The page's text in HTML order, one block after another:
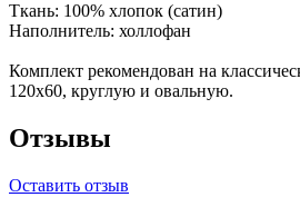
Ткань: 100% хлопок (сатин)
Наполнитель: холлофан
Комплект рекомендован на
120х60, круглую и овальную.
Отзывы
Оставить отзыв